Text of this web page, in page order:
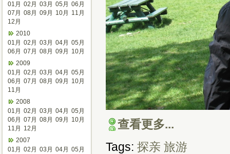
查看更多...
Tags: 探亲 旅游
01月 02月 03月 05月 06月
07月 08月 09月 10月
11月
12月
2010
01月 02月 03月 04月 05月
06月 07月 08月 09月
10月
2009
01月 02月 03月 04月 05月
06月 07月 08月 09月
10月
11月
2008
01月 02月 03月 04月 05月
06月 07月 08月 09月
10月
11月
12月
2007
01月 02月 03月 04月 05月